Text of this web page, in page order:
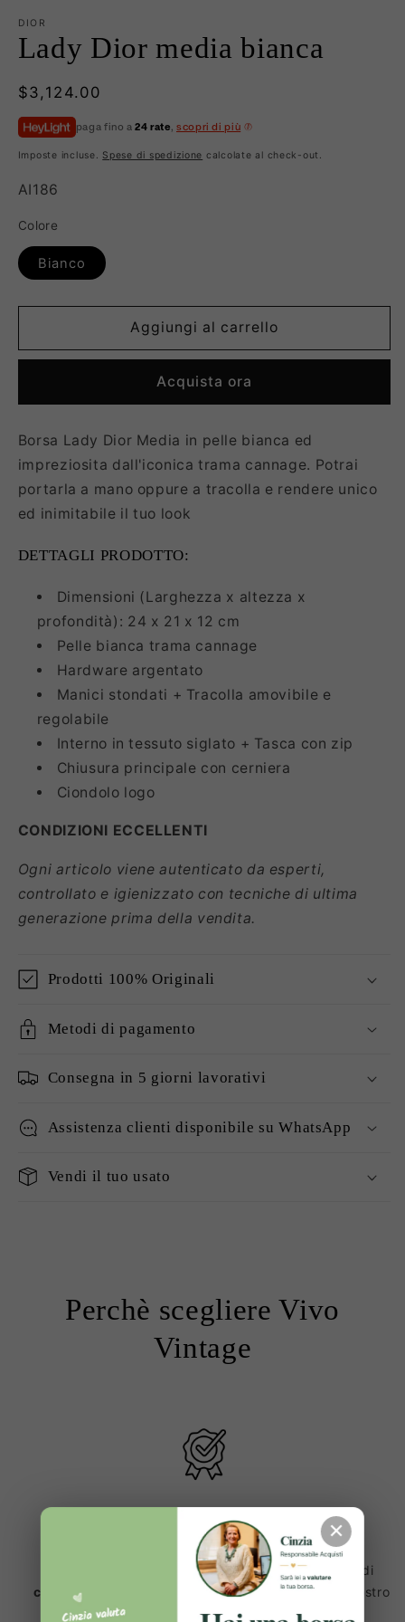
DIOR
Lady Dior media bianca
Prezzo
di
listino
$3,124.00
paga fino a24 rate scopri di più
Imposte incluse. Spese di spedizione calcolate al check-out.
SKU:
AI186
Colore
Bianco
Aggiungi al carrello
Acquista ora
Borsa Lady Dior Media in pelle bianca ed
impreziosita dall'iconica trama cannage. Potrai
portarla a mano oppure a tracolla e rendere unico
ed inimitabile il tuo look
DETTAGLI PRODOTTO:
Dimensioni (Larghezza x altezza x
profondità): 24 x 21 x 12 cm
Pelle bianca trama cannage
Hardware argentato
Manici stondati + Tracolla amovibile e
regolabile
Interno in tessuto siglato + Tasca con zip
Chiusura principale con cerniera
Ciondolo logo
CONDIZIONI ECCELLENTI
Ogni articolo viene autenticato da esperti,
controllato e igienizzato con tecniche di ultima
generazione prima della vendita.
Prodotti 100% Originali
Metodi di pagamento
Consegna in 5 giorni lavorativi
Assistenza clienti disponibile su WhatsApp
Vendi il tuo usato
Perchè scegliere Vivo
Vintage
Prodotti 100% Originali ✔️
Ogni articolo viene sottoposto a una lunga serie di
controlli e verifiche
, prima di essere inserito sul nostro
sito
✕